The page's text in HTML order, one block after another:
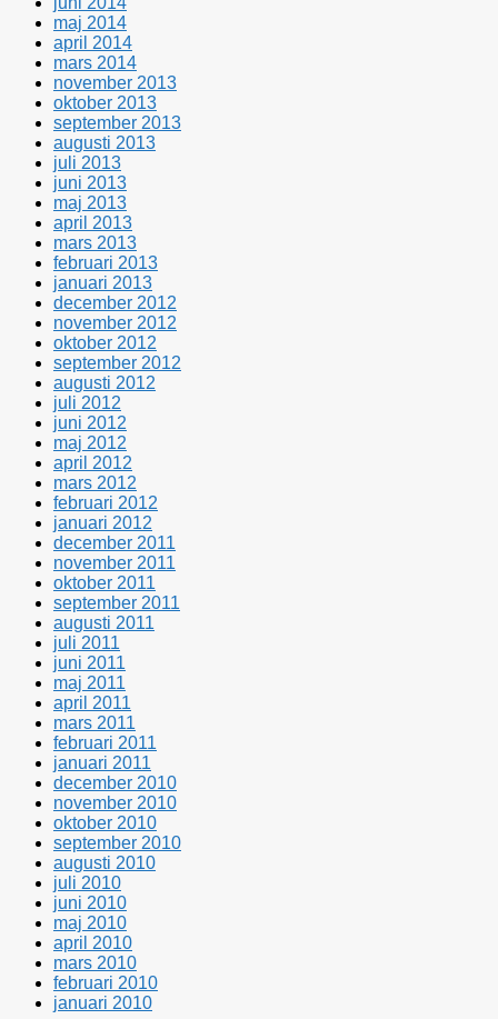
maj 2014
april 2014
mars 2014
november 2013
oktober 2013
september 2013
augusti 2013
juli 2013
juni 2013
maj 2013
april 2013
mars 2013
februari 2013
januari 2013
december 2012
november 2012
oktober 2012
september 2012
augusti 2012
juli 2012
juni 2012
maj 2012
april 2012
mars 2012
februari 2012
januari 2012
december 2011
november 2011
oktober 2011
september 2011
augusti 2011
juli 2011
juni 2011
maj 2011
april 2011
mars 2011
februari 2011
januari 2011
december 2010
november 2010
oktober 2010
september 2010
augusti 2010
juli 2010
juni 2010
maj 2010
april 2010
mars 2010
februari 2010
januari 2010